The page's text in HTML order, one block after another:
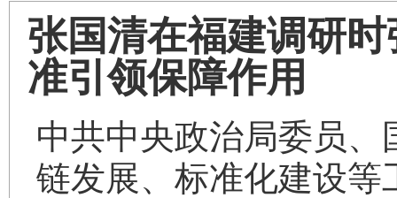
张国清在福建调研
准引领保障作用
中共中央政治局委员
链发展、标准化建设